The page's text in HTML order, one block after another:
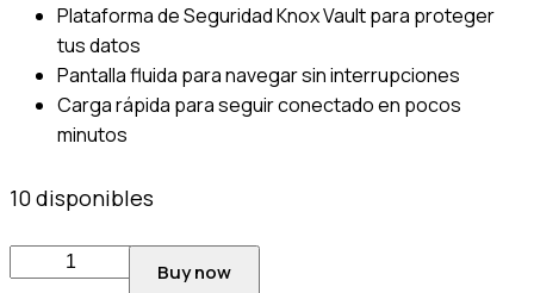
Plataforma de Seguridad Knox Vault para proteger
tus datos
Pantalla fluida para navegar sin interrupciones
Carga rápida para seguir conectado en pocos
minutos
10 disponibles
Buy now